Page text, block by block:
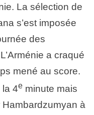
La sélection de
s’est imposée
des
a craqué
mené au score.
4e minute mais
Hambardzumyan à